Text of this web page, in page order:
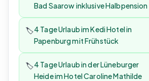
Bad Saarow inklusive Halbpension
🏷️4 Tage Urlaub im Kedi Hotel in
Papenburg mit Frühstück
🏷️4 Tage Urlaub in der Lüneburger
Heide im Hotel Caroline Mathilde